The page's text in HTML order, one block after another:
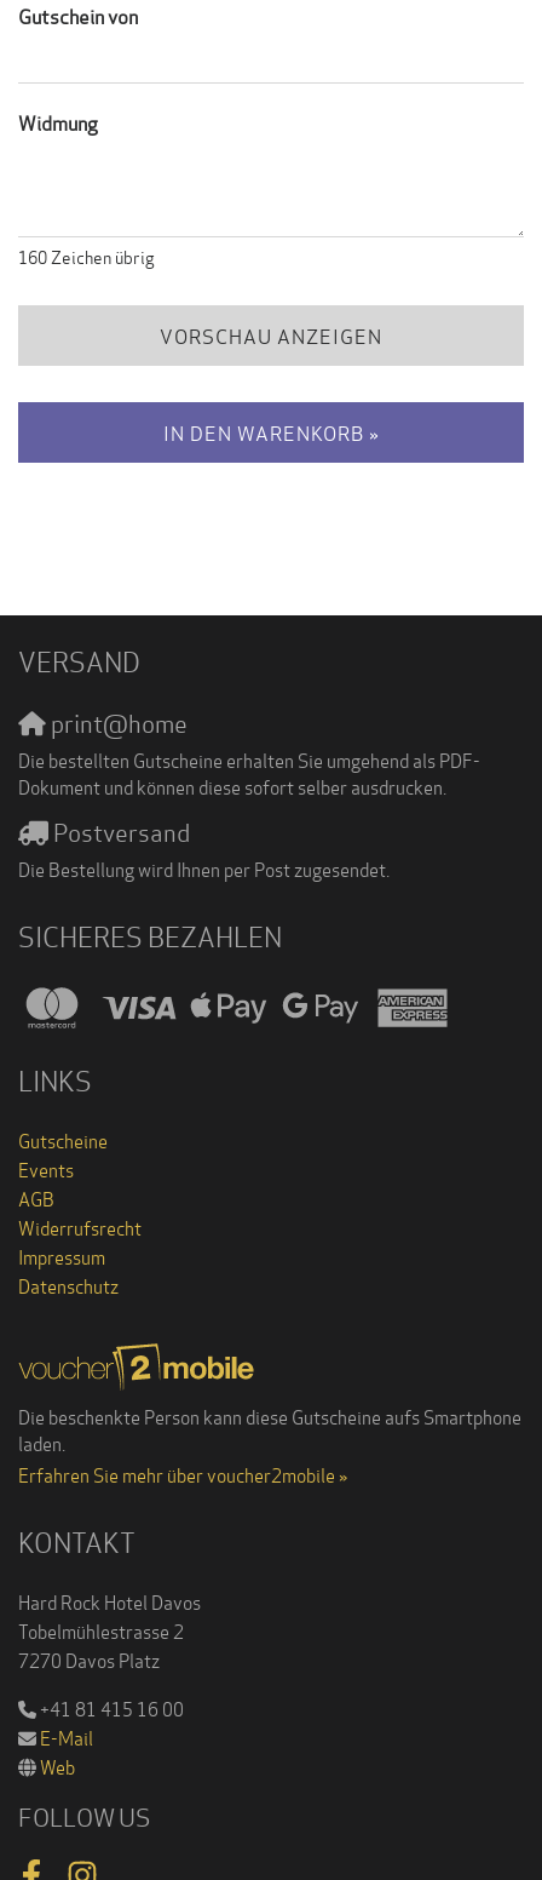
Gutschein von
Widmung
160Zeichen übrig
VORSCHAU ANZEIGEN
IN DEN WARENKORB »
VERSAND
print@home
Die bestellten Gutscheine erhalten Sie umgehend als PDF-
Dokument und können diese sofort selber ausdrucken.
Postversand
Die Bestellung wird Ihnen per Post zugesendet.
SICHERES BEZAHLEN
LINKS
Gutscheine
Events
AGB
Widerrufsrecht
Impressum
Datenschutz
Die beschenkte Person kann diese Gutscheine aufs Smartphone
laden.
Erfahren Sie mehr über voucher2mobile »
KONTAKT
Hard Rock Hotel Davos
Tobelmühlestrasse 2
7270 Davos Platz
+41 81 415 16 00
E-Mail
Web
FOLLOW US